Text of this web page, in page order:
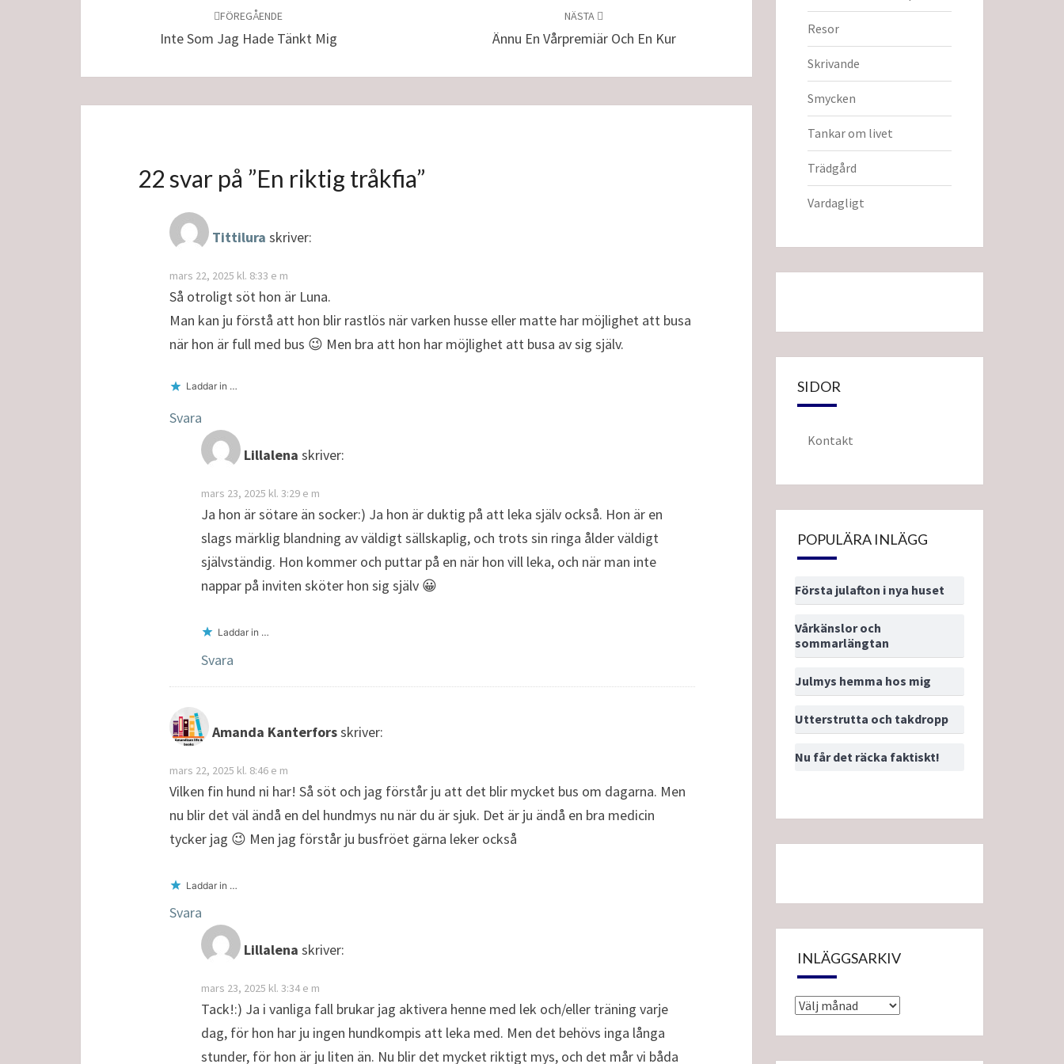
FÖREGÅENDE
Inte Som Jag Hade Tänkt Mig
NÄSTA
Ännu En Vårpremiär Och En Kur
22 svar på ”En riktig tråkfia”
Tittilura skriver:
mars 22, 2025 kl. 8:33 e m
Så otroligt söt hon är Luna.
Man kan ju förstå att hon blir rastlös när varken husse eller matte har möjlighet att busa
när hon är full med bus 😉 Men bra att hon har möjlighet att busa av sig själv.
Laddar in …
Svara
Lillalena skriver:
mars 23, 2025 kl. 3:29 e m
Ja hon är sötare än socker:) Ja hon är duktig på att leka själv också. Hon är en
slags märklig blandning av väldigt sällskaplig, och trots sin ringa ålder väldigt
självständig. Hon kommer och puttar på en när hon vill leka, och när man inte
nappar på inviten sköter hon sig själv 😀
Laddar in …
Svara
Amanda Kanterforsskriver:
mars 22, 2025 kl. 8:46 e m
Vilken fin hund ni har! Så söt och jag förstår ju att det blir mycket bus om dagarna. Men
nu blir det väl ändå en del hundmys nu när du är sjuk. Det är ju ändå en bra medicin
tycker jag 😉 Men jag förstår ju busfröet gärna leker också
Laddar in …
Svara
Lillalena skriver:
mars 23, 2025 kl. 3:34 e m
Tack!:) Ja i vanliga fall brukar jag aktivera henne med lek och/eller träning varje
dag, för hon har ju ingen hundkompis att leka med. Men det behövs inga långa
stunder, för hon är ju liten än. Nu blir det mycket riktigt mys, och det mår vi båda
Resor
Skrivande
Smycken
Tankar om livet
Trädgård
Vardagligt
SIDOR
Kontakt
POPULÄRA INLÄGG
Första julafton i nya huset
Vårkänslor och
sommarlängtan
Julmys hemma hos mig
Utterstrutta och takdropp
Nu får det räcka faktiskt!
INLÄGGSARKIV
Inläggsarkiv